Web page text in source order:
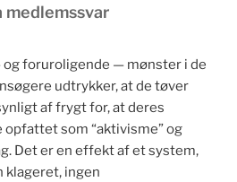
foruroligende — mønster i de
udtrykker, at de tøver
af frygt for, at deres
som “aktivisme” og
Det er en effekt af et system,
klageret, ingen